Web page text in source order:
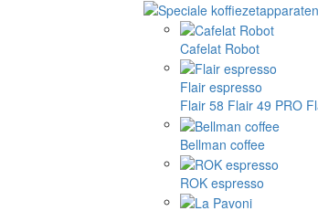
Cafelat Robot
Flair espresso
Flair 58 Flair 49 PRO
Bellman coffee
ROK espresso